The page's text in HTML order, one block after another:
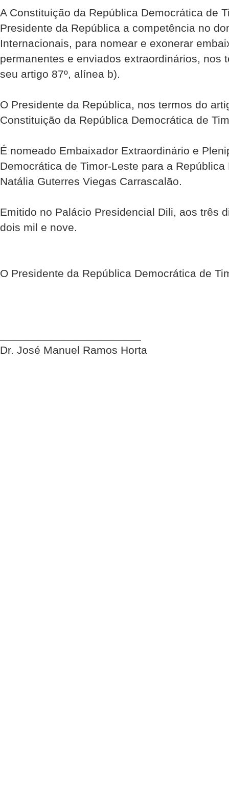
A Constituição da República Democrática de
Presidente da República a competência no
Internacionais, para nomear e exonerar
permanentes e enviados extraordinários, nos
seu artigo 87º, alínea b).
O Presidente da República, nos termos do
Constituição da República Democrática de
É nomeado Embaixador Extraordinário e
Democrática de Timor-Leste para a
Natália Guterres Viegas Carrascalão.
Emitido no Palácio Presidencial Dili, aos três
dois mil e nove.
O Presidente da República Democrática de
Dr. José Manuel Ramos Horta